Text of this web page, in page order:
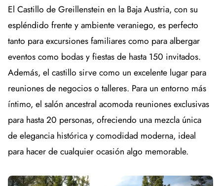
El Castillo de Greillenstein en la Baja Austria, con su
espléndido frente y ambiente veraniego, es perfecto
tanto para excursiones familiares como para albergar
eventos como bodas y fiestas de hasta 150 invitados.
Además, el castillo sirve como un excelente lugar para
reuniones de negocios o talleres. Para un entorno más
íntimo, el salón ancestral acomoda reuniones exclusivas
para hasta 20 personas, ofreciendo una mezcla única
de elegancia histórica y comodidad moderna, ideal
para hacer de cualquier ocasión algo memorable.